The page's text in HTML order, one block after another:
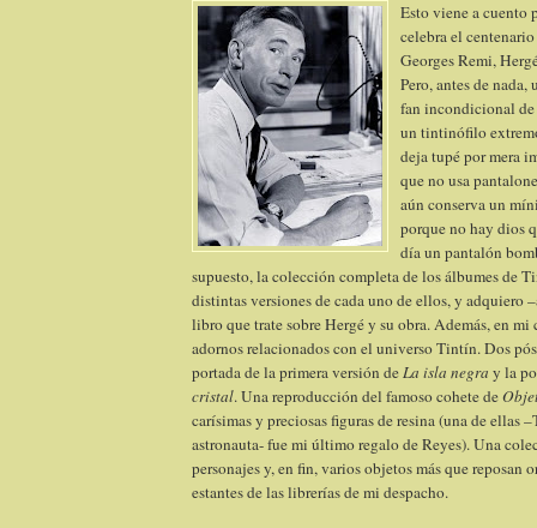
Esto viene a cuento
celebra el
Georges Remi,
Pero, antes de
fan incondicional
un tintinófilo
deja tupé por mera
que no usa
aún conserva un
porque no hay dios
día un pantalón
supuesto, la colección completa de los álbumes de
distintas versiones de cada uno de ellos, y adquiero
libro que trate sobre Hergé y su obra. Además, en mi
adornos relacionados con el universo Tintín. Dos
portada de la primera versión deLa isla negra y la
cristal. Una reproducción del famoso cohete de
carísimas y preciosas figuras de resina (una de ellas
astronauta- fue mi último regalo de Reyes). Una
personajes y, en fin, varios objetos más que reposan
estantes de las librerías de mi despacho.